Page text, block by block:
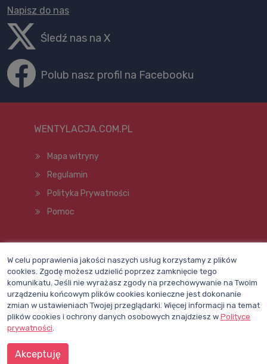
Napisz do nas
Śledź nas na X
Polub nasz profil na Facebooku
WENTYLACJA.COM.PL
Mapa witryny
Regulamin
Polityka Prywatności
Pomoc
W celu poprawienia jakości naszych usług korzystamy z plików
cookies. Zgodę możesz udzielić poprzez zamknięcie tego
komunikatu. Jeśli nie wyrażasz zgody na przechowywanie na Twoim
urządzeniu końcowym plików cookies konieczne jest dokonanie
zmian w ustawieniach Twojej przeglądarki. Więcej informacji na temat
plików cookies i ochrony danych osobowych znajdziesz w Polityce
prywatności.
Akceptuję